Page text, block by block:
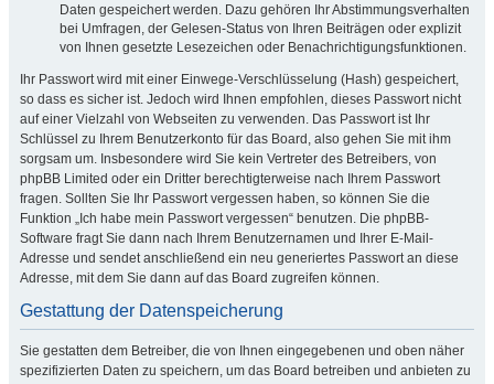
Daten gespeichert werden. Dazu gehören Ihr Abstimmungsverhalten
bei Umfragen, der Gelesen-Status von Ihren Beiträgen oder explizit
von Ihnen gesetzte Lesezeichen oder Benachrichtigungsfunktionen.
Ihr Passwort wird mit einer Einwege-Verschlüsselung (Hash) gespeichert,
so dass es sicher ist. Jedoch wird Ihnen empfohlen, dieses Passwort nicht
auf einer Vielzahl von Webseiten zu verwenden. Das Passwort ist Ihr
Schlüssel zu Ihrem Benutzerkonto für das Board, also gehen Sie mit ihm
sorgsam um. Insbesondere wird Sie kein Vertreter des Betreibers, von
phpBB Limited oder ein Dritter berechtigterweise nach Ihrem Passwort
fragen. Sollten Sie Ihr Passwort vergessen haben, so können Sie die
Funktion „Ich habe mein Passwort vergessen“ benutzen. Die phpBB-
Software fragt Sie dann nach Ihrem Benutzernamen und Ihrer E-Mail-
Adresse und sendet anschließend ein neu generiertes Passwort an diese
Adresse, mit dem Sie dann auf das Board zugreifen können.
Gestattung der Datenspeicherung
Sie gestatten dem Betreiber, die von Ihnen eingegebenen und oben näher
spezifizierten Daten zu speichern, um das Board betreiben und anbieten zu